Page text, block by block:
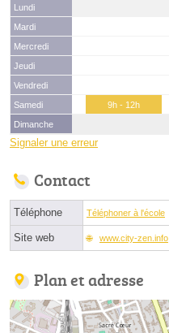
Lundi
Mardi
Mercredi
Jeudi
Vendredi
Samedi
9h - 12h
Dimanche
Signaler une erreur
Contact
Téléphone Téléphoner à l'école
Site web www.city-zen.info
Plan et adresse